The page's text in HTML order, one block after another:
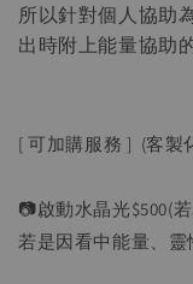
所以針對個人協助
出時附上能量協助
[ 可加購服務 ] (客製
📷啟動水晶光$500(
若是因看中能量、